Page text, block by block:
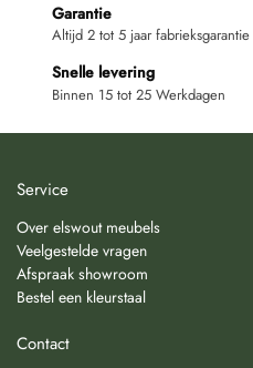
Garantie
Altijd 2 tot 5 jaar fabrieksgarantie
Snelle levering
Binnen 15 tot 25 Werkdagen
Service
Over elswout meubels
Veelgestelde vragen
Afspraak showroom
Bestel een kleurstaal
Contact